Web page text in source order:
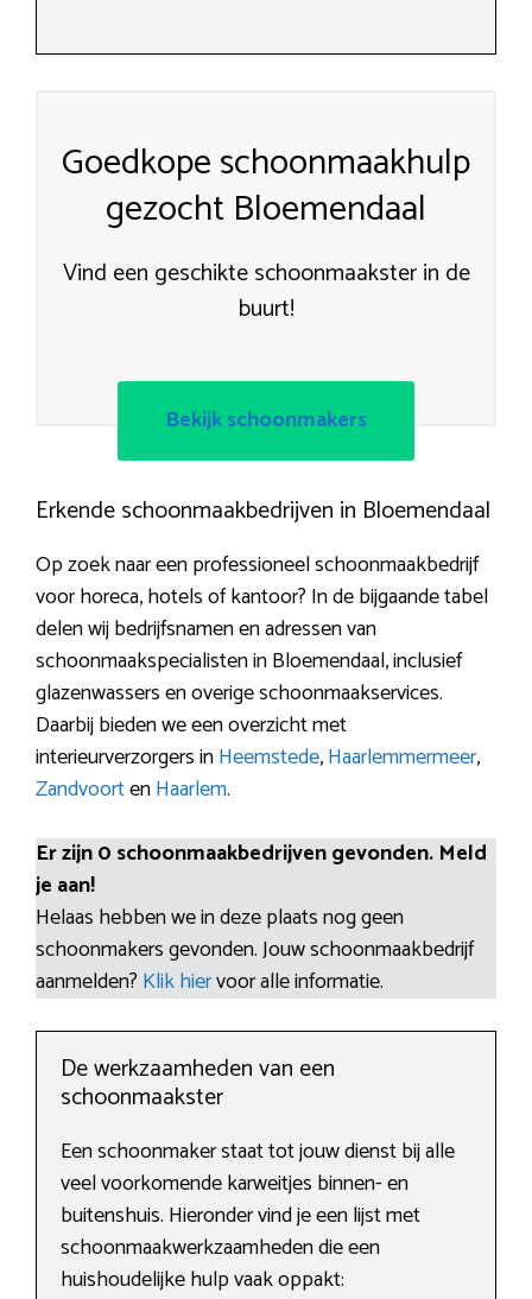
Goedkope schoonmaakhulp
gezocht Bloemendaal
Vind een geschikte schoonmaakster in de
buurt!
Bekijk schoonmakers
Erkende schoonmaakbedrijven in Bloemendaal
Op zoek naar een professioneel schoonmaakbedrijf
voor horeca, hotels of kantoor? In de bijgaande tabel
delen wij bedrijfsnamen en adressen van
schoonmaakspecialisten in Bloemendaal, inclusief
glazenwassers en overige schoonmaakservices.
Daarbij bieden we een overzicht met
interieurverzorgers inHeemstede,Haarlemmermeer,
ZandvoortenHaarlem.
Er zijn 0 schoonmaakbedrijven gevonden. Meld
je aan!
Helaas hebben we in deze plaats nog geen
schoonmakers gevonden. Jouw schoonmaakbedrijf
aanmelden? Klik hiervoor alle informatie.
De werkzaamheden van een
schoonmaakster
Een schoonmaker staat tot jouw dienst bij alle
veel voorkomende karweitjes binnen- en
buitenshuis. Hieronder vind je een lijst met
schoonmaakwerkzaamheden die een
huishoudelijke hulp vaak oppakt: